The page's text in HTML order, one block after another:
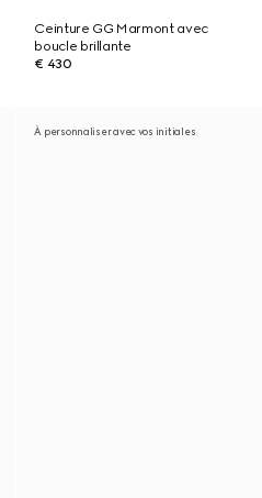
Ceinture GG Marmont avec
boucle brillante
€ 430
À personnaliser avec vos initiales